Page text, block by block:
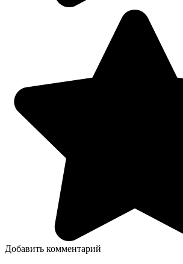
Добавить комментарий